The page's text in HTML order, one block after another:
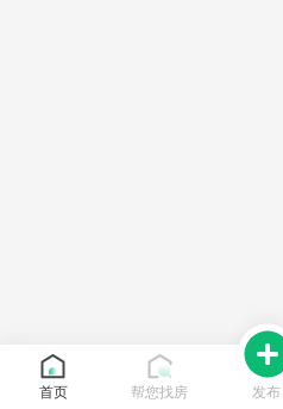
首页 帮您找房 发布